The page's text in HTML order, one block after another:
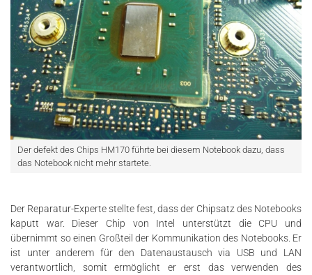
Der defekt des Chips HM170 führte bei diesem Notebook dazu, dass
das Notebook nicht mehr startete.
Der Reparatur-Experte stellte fest, dass der Chipsatz des Notebooks
kaputt war. Dieser Chip von Intel unterstützt die CPU und
übernimmt so einen Großteil der Kommunikation des Notebooks. Er
ist unter anderem für den Datenaustausch via USB und LAN
verantwortlich, somit ermöglicht er erst das verwenden des